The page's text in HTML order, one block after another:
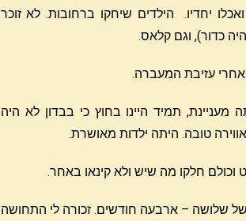
יחדיו. הילדים שיחקו ברחובות. לא זוכר
כדור), וגם קלאס.
עזיבת המעברה.
מעניינת, תמיד היינו בחוץ כי בבדון לא היה
טובה. היתה ילדות מאושרת.
חלקו מה שיש ולא קינאו באחר.
של שלושה – ארבעה חודשים. זכורה לי התחושה